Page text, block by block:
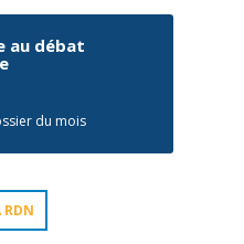
au débat
du mois
RDN